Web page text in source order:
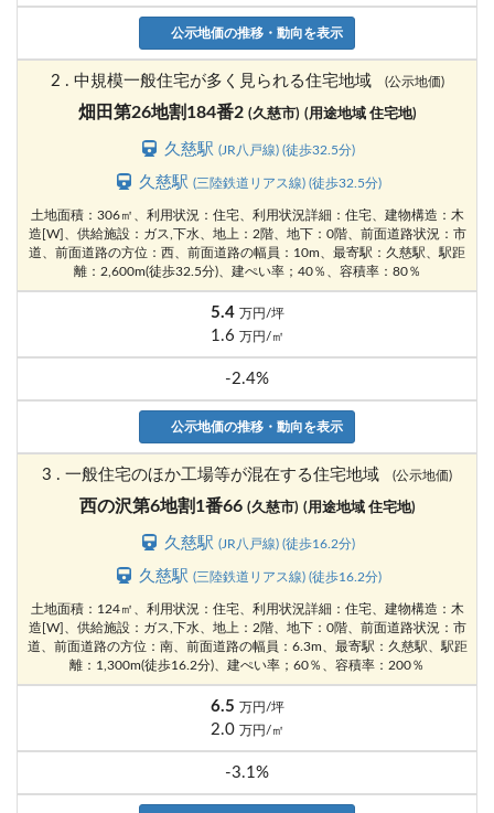
公示地価の推移・動向を表示
2 . 中規模一般住宅が多く見られる住宅地域 (公示地価)
畑田第26地割184番2 (久慈市) (用途地域 住宅地)
久慈駅(JR八戸線) (徒歩32.5分)
久慈駅 (三陸鉄道リアス線) (徒歩32.5分)
土地面積：306㎡、利用状況：住宅、利用状況詳細：住宅、建物構造：木
造[W]、供給施設：ガス,下水、地上：2階、地下：0階、前面道路状況：市
道、前面道路の方位：西、前面道路の幅員：10m、最寄駅：久慈駅、駅距
離：2,600m(徒歩32.5分)、建ぺい率；40％、容積率：80％
5.4 万円/坪
1.6 万円/㎡
-2.4%
公示地価の推移・動向を表示
3 . 一般住宅のほか工場等が混在する住宅地域 (公示地価)
西の沢第6地割1番66 (久慈市) (用途地域 住宅地)
久慈駅(JR八戸線) (徒歩16.2分)
久慈駅 (三陸鉄道リアス線) (徒歩16.2分)
土地面積：124㎡、利用状況：住宅、利用状況詳細：住宅、建物構造：木
造[W]、供給施設：ガス,下水、地上：2階、地下：0階、前面道路状況：市
道、前面道路の方位：南、前面道路の幅員：6.3m、最寄駅：久慈駅、駅距
離：1,300m(徒歩16.2分)、建ぺい率；60％、容積率：200％
6.5 万円/坪
2.0 万円/㎡
-3.1%